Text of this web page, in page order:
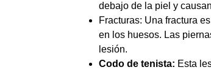
debajo de la piel y
Fracturas: Una fractura
en los huesos. Las
lesión.
Codo de tenista: Esta